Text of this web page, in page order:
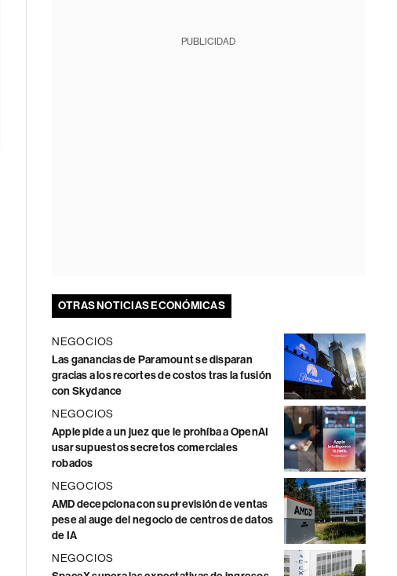
PUBLICIDAD
OTRAS NOTICIAS ECONÓMICAS
NEGOCIOS
Las ganancias de Paramount se disparan
gracias a los recortes de costos tras la fusión
con Skydance
NEGOCIOS
Apple pide a un juez que le prohíba a OpenAI
usar supuestos secretos comerciales
robados
NEGOCIOS
AMD decepciona con su previsión de ventas
pese al auge del negocio de centros de datos
de IA
NEGOCIOS